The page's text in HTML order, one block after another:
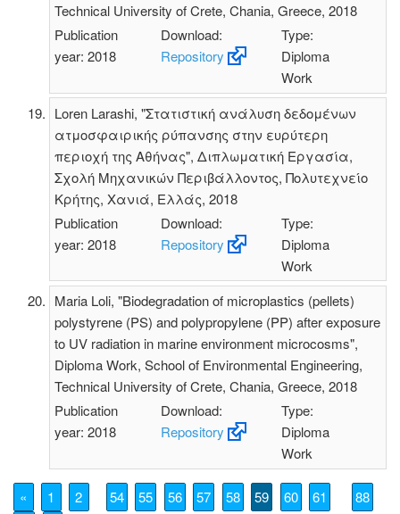
Technical University of Crete, Chania, Greece, 2018
Publication
year: 2018
Download:
Repository
Type:
Diploma
Work
Loren Larashi, "Στατιστική ανάλυση δεδομένων
ατμοσφαιρικής ρύπανσης στην ευρύτερη
περιοχή της Αθήνας", Διπλωματική Εργασία,
Σχολή Μηχανικών Περιβάλλοντος, Πολυτεχνείο
Κρήτης, Χανιά, Ελλάς, 2018
Publication
year: 2018
Download:
Repository
Type:
Diploma
Work
Maria Loli, "Biodegradation of microplastics (pellets)
polystyrene (PS) and polypropylene (PP) after exposure
to UV radiation in marine environment microcosms",
Diploma Work, School of Environmental Engineering,
Technical University of Crete, Chania, Greece, 2018
Publication
year: 2018
Download:
Repository
Type:
Diploma
Work
« 1 2 54 55 56 57 58 59 60 61
88